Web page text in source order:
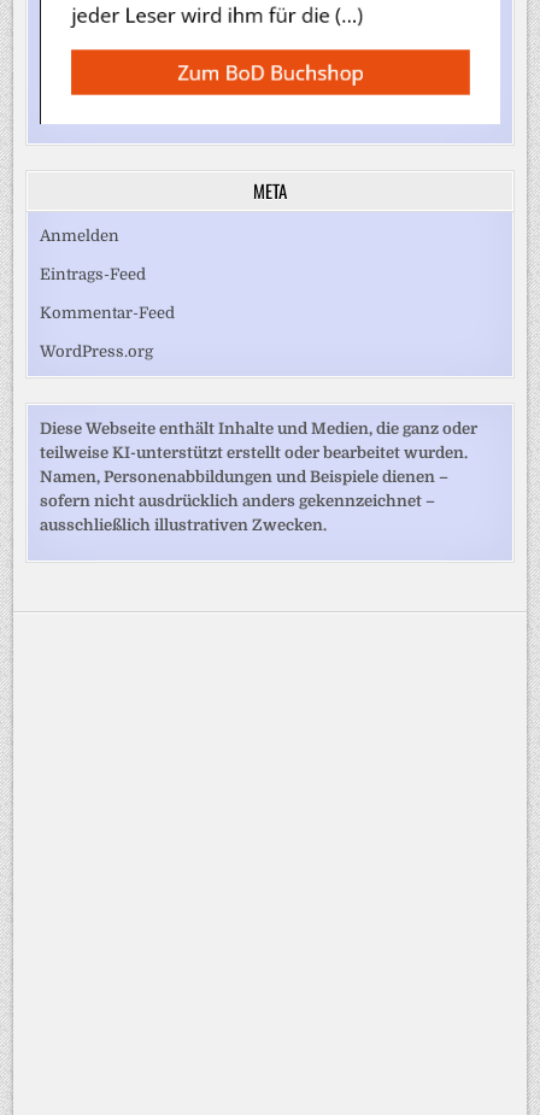
META
Anmelden
Eintrags-Feed
Kommentar-Feed
WordPress.org
Diese Webseite enthält Inhalte und Medien, die ganz oder
teilweise KI-unterstützt erstellt oder bearbeitet wurden.
Namen, Personenabbildungen und Beispiele dienen –
sofern nicht ausdrücklich anders gekennzeichnet –
ausschließlich illustrativen Zwecken.